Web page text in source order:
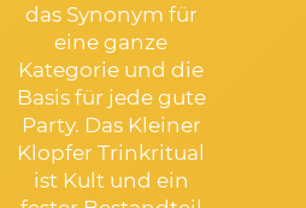
das Synonym für
eine ganze
Kategorie und die
Basis für jede gute
Party. Das Kleiner
Klopfer Trinkritual
ist Kult und ein